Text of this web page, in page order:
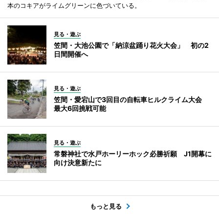
本のコキアがライムグリーンに色づいている。
見る・遊ぶ
笠間・大池公園で「納涼盆踊り花火大会」 初の2
日間開催へ
見る・遊ぶ
笠間・愛宕山で3回目の自転車ヒルクライム大会
最大6回挑戦可能
見る・遊ぶ
常磐神社で水戸ホーリーホック必勝祈願 J1開幕に
向け決意新たに
もっと見る